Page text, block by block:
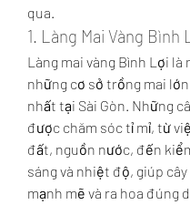
qua.
1. Làng Mai Vàng Bình
Làng mai vàng Bình Lợi
những cơ sở trồng mai
nhất tại Sài Gòn. Những
được chăm sóc tỉ mỉ, từ
đất, nguồn nước, đến
sáng và nhiệt độ, giúp
mạnh mẽ và ra hoa đúng